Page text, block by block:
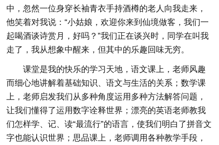
中，忽然一位身穿长袖青衣手持酒樽的老人向我走来，
他笑着对我说：“小姑娘，欢迎你来到仙境做客，我们一
起喝酒谈诗赏月，好吗？”我们正在谈兴时，同学在叫我
走了，我从想象中醒来，但其中的乐趣回味无穷。
课堂是我的快乐的学习天地，语文课上，老师风趣
而细心地讲解着基础知识、语文与生活的关系；数学课
上，老师启发我们从多种角度运用多种方法解答问题，
让我们懂得了运用数字诠释世界；漂亮的英语老师教我
们怎样学、记、读“最流行”的语言，使我们明白了拼音文
字也能认识世界；思品课上，老师调用各种教学手段，